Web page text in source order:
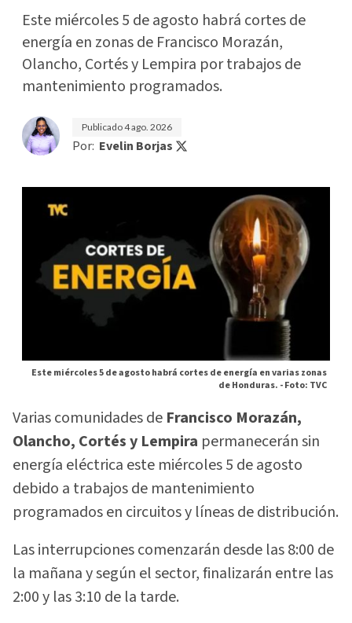
Este miércoles 5 de agosto habrá cortes de
energía en zonas de Francisco Morazán,
Olancho, Cortés y Lempira por trabajos de
mantenimiento programados.
Publicado4 ago. 2026
Por: Evelin Borjas
Este miércoles 5 de agosto habrá cortes de energía en varias zonas
de Honduras. -Foto: TVC
Varias comunidades de Francisco Morazán,
Olancho, Cortés y Lempira permanecerán sin
energía eléctrica este miércoles 5 de agosto
debido a trabajos de mantenimiento
programados en circuitos y líneas de distribución.
Las interrupciones comenzarán desde las 8:00 de
la mañana y según el sector, finalizarán entre las
2:00 y las 3:10 de la tarde.